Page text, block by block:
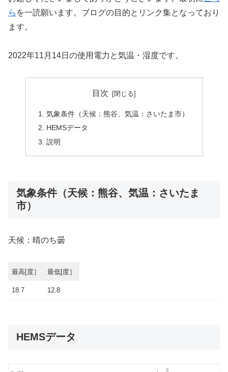
ら を一読願います。ブログの目的とリンク集となっており
ます。
2022年11月14日の使用電力と気温・湿度です。
目次
気象条件（天候：熊谷、気温：さいたま市）
HEMSデータ
説明
気象条件（天候：熊谷、気温：さいたま
市）
天候：晴のち曇
最高[度］ 最低[度］
18.7 12.8
HEMSデータ